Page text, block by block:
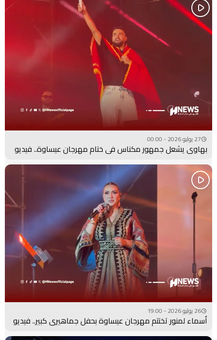
27 يوليو 2026 - 00:00
بهاوي يشعل جمهور مكناس في ختام مهرجان عيساوة.. فيديو
26 يوليو 2026 - 19:00
أسماء لمنور تختتم مهرجان عيساوة بحفل جماهيري كبير.. فيديو